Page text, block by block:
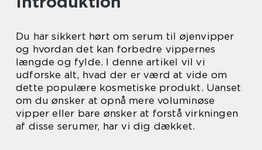
Du har sikkert hørt om serum til øjenvipper
og hvordan det kan forbedre vippernes
længde og fylde. I denne artikel vil vi
udforske alt, hvad der er værd at vide om
dette populære kosmetiske produkt. Uanset
om du ønsker at opnå mere voluminøse
vipper eller bare ønsker at forstå virkningen
af disse serumer, har vi dig dækket.